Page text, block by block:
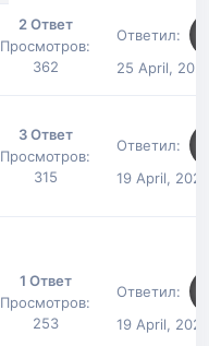
2 Ответ
Просмотров:
362
Ответил:
25 April,
3 Ответ
Просмотров:
315
Ответил:
19 April,
1 Ответ
Просмотров:
253
Ответил:
19 April,